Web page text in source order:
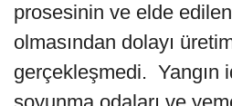
prosesinin ve elde
olmasından dolayı
gerçekleşmedi. Yangın